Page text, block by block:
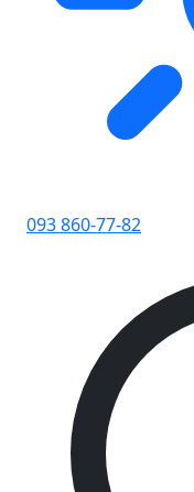
093 860-77-82